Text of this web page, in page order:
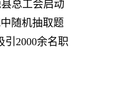
总工会启动
随机抽取题
2000余名职